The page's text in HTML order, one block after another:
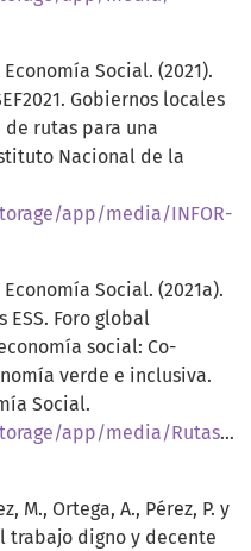
Social. (2021).
Gobiernos locales
rutas para una
Nacional de la
app/media/INFOR-
Social. (2021a).
Foro global
social: Co-
verde e inclusiva.
Social.
app/media/
M., Ortega, A., Pérez, P. y
trabajo digno y decente